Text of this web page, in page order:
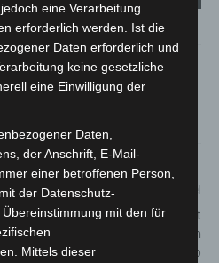
caravan bremen 2025 schließt
mit Besucherplus und starkem
Ergebnis ab
eine Verarbeitung
erforderlich werden. Ist die
Daten erforderlich und
keine gesetzliche
eine Einwilligung der
Daten,
der Anschrift, E-Mail-
einer betroffenen Person,
der Datenschutz-
mit den für
Mittels dieser